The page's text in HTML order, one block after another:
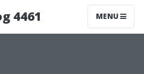
4461 MENU